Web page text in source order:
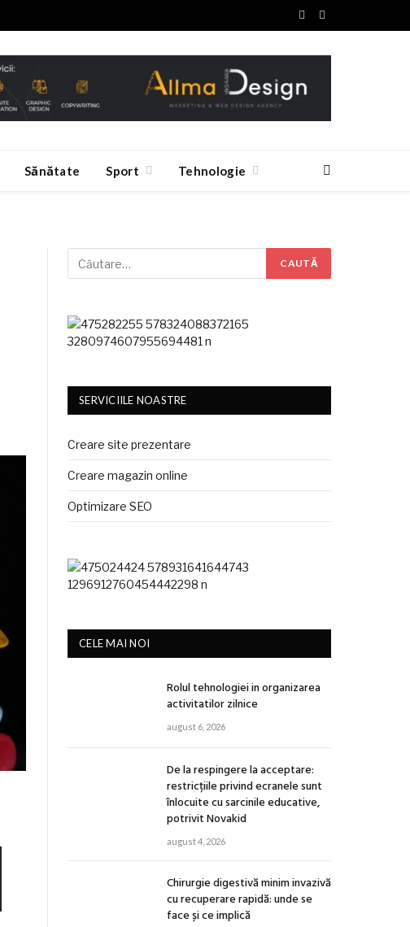
Facebook
RSS
Sănătate Sport Tehnologie
SERVICIILE NOASTRE
Creare site prezentare
Creare magazin online
Optimizare SEO
CELE MAI NOI
Rolul tehnologiei in organizarea
activitatilor zilnice
august 6, 2026
De la respingere la acceptare:
restricțiile privind ecranele sunt
înlocuite cu sarcinile educative,
potrivit Novakid
august 4, 2026
Chirurgie digestivă minim invazivă
cu recuperare rapidă: unde se
face și ce implică